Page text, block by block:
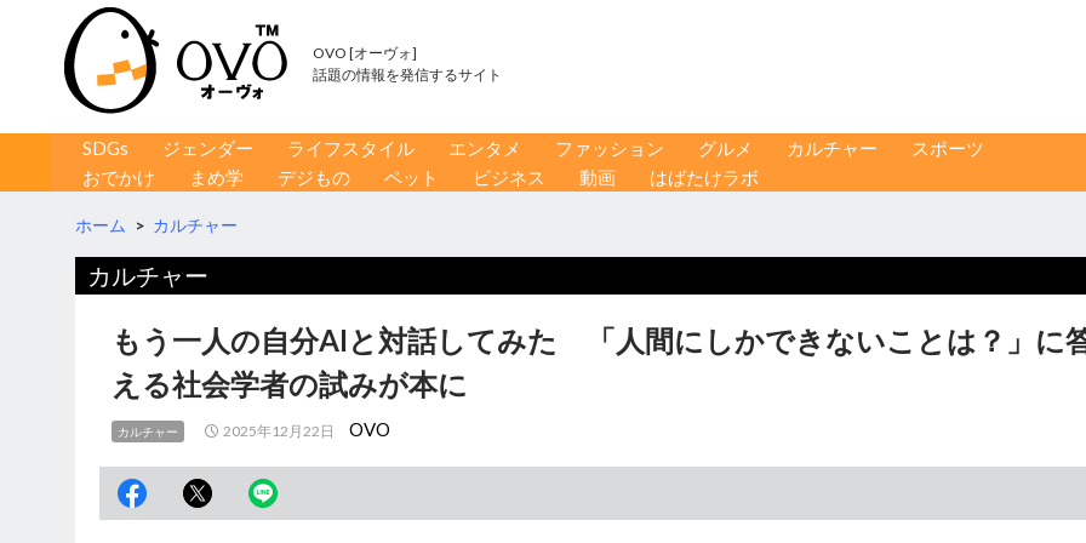
OVO [オーヴォ]
話題の情報を発信するサイト
コンテンツへ移動
SDGs ジェンダー ライフスタイル エンタメ ファッション グルメ カルチャー
スポーツ
おでかけ
まめ学 デジもの ペット ビジネス 動画 はばたけラボ
ホーム > カルチャー
カルチャー
もう一人の自分AIと対話してみた 「人間にしかできないことは？」に
える社会学者の試みが本に
カルチャー 2025年12月22日 OVO